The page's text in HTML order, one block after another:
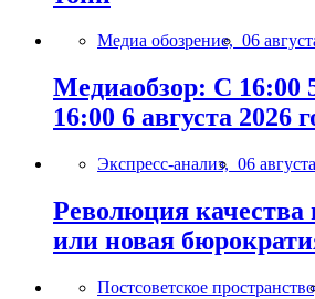
Медиа обозрение, 06
Медиаобзор: С 16:00
16:00 6 августа 2026
Экспресс-анализ, 06
Революция качества
или новая
Постсоветское